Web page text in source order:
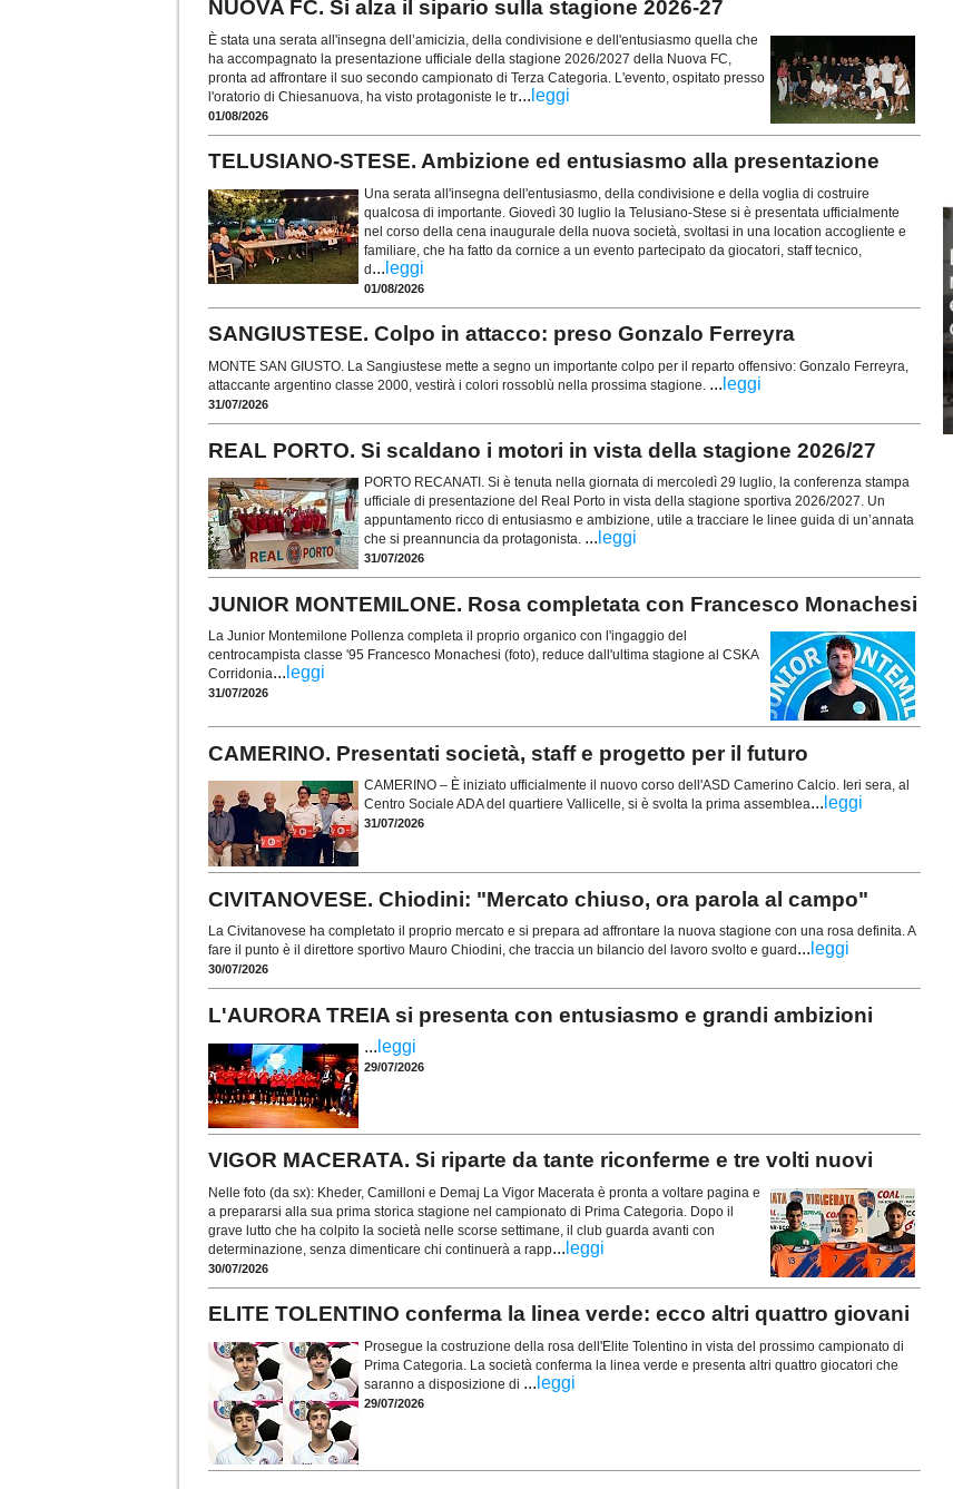
NUOVA FC. Si alza il sipario sulla stagione 2026-27
È stata una serata all'insegna dell’amicizia, della condivisione e dell'entusiasmo quella che
ha accompagnato la presentazione ufficiale della stagione 2026/2027 della Nuova FC,
pronta ad affrontare il suo secondo campionato di Terza Categoria. L'evento, ospitato presso
l'oratorio di Chiesanuova, ha visto protagoniste le tr... leggi
01/08/2026
TELUSIANO-STESE. Ambizione ed entusiasmo alla presentazione
Una serata all'insegna dell'entusiasmo, della condivisione e della voglia di costruire
qualcosa di importante. Giovedì 30 luglio la Telusiano-Stese si è presentata ufficialmente
nel corso della cena inaugurale della nuova società, svoltasi in una location accogliente e
familiare, che ha fatto da cornice a un evento partecipato da giocatori, staff tecnico,
d... leggi
01/08/2026
SANGIUSTESE. Colpo in attacco: preso Gonzalo Ferreyra
MONTE SAN GIUSTO. La Sangiustese mette a segno un importante colpo per il reparto offensivo: Gonzalo Ferreyra,
attaccante argentino classe 2000, vestirà i colori rossoblù nella prossima stagione. ... leggi
31/07/2026
REAL PORTO. Si scaldano i motori in vista della stagione 2026/27
PORTO RECANATI. Si è tenuta nella giornata di mercoledì 29 luglio, la conferenza stampa
ufficiale di presentazione del Real Porto in vista della stagione sportiva 2026/2027. Un
appuntamento ricco di entusiasmo e ambizione, utile a tracciare le linee guida di un’annata
che si preannuncia da protagonista. ... leggi
31/07/2026
JUNIOR MONTEMILONE. Rosa completata con Francesco Monachesi
La Junior Montemilone Pollenza completa il proprio organico con l'ingaggio del
centrocampista classe '95 Francesco Monachesi (foto), reduce dall'ultima stagione al CSKA
Corridonia... leggi
31/07/2026
CAMERINO. Presentati società, staff e progetto per il futuro
CAMERINO – È iniziato ufficialmente il nuovo corso dell'ASD Camerino Calcio. Ieri sera, al
Centro Sociale ADA del quartiere Vallicelle, si è svolta la prima assemblea... leggi
31/07/2026
CIVITANOVESE. Chiodini: "Mercato chiuso, ora parola al campo"
La Civitanovese ha completato il proprio mercato e si prepara ad affrontare la nuova stagione con una rosa definita. A
fare il punto è il direttore sportivo Mauro Chiodini, che traccia un bilancio del lavoro svolto e guard ... leggi
30/07/2026
L'AURORA TREIA si presenta con entusiasmo e grandi ambizioni
... leggi
29/07/2026
VIGOR MACERATA. Si riparte da tante riconferme e tre volti nuovi
Nelle foto (da sx): Kheder, Camilloni e Demaj La Vigor Macerata è pronta a voltare pagina e
a prepararsi alla sua prima storica stagione nel campionato di Prima Categoria. Dopo il
grave lutto che ha colpito la società nelle scorse settimane, il club guarda avanti con
determinazione, senza dimenticare chi continuerà a rapp... leggi
30/07/2026
ELITE TOLENTINO conferma la linea verde: ecco altri quattro giovani
Prosegue la costruzione della rosa dell'Elite Tolentino in vista del prossimo campionato di
Prima Categoria. La società conferma la linea verde e presenta altri quattro giocatori che
saranno a disposizione di ... leggi
29/07/2026